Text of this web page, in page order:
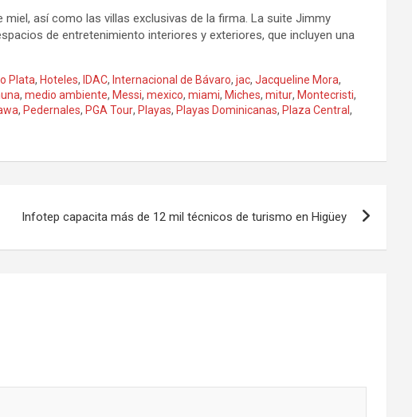
así como las villas exclusivas de la firma. La suite Jimmy
de entretenimiento interiores y exteriores, que incluyen una
Plata, Hoteles, IDAC, Internacional de Bávaro, jac, Jacqueline Mora,
, medio ambiente, Messi, mexico, miami, Miches, mitur, Montecristi,
, Pedernales, PGA Tour, Playas, Playas Dominicanas, Plaza Central ,
Infotep capacita más de 12 mil técnicos de turismo en Higüey